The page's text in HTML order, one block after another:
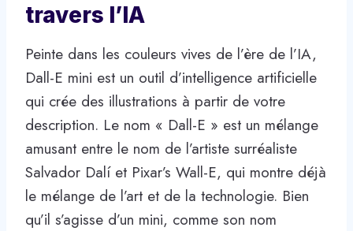
travers l’IA
Peinte dans les couleurs vives de l’ère de l’IA,
Dall-E mini est un outil d’intelligence artificielle
qui crée des illustrations à partir de votre
description. Le nom « Dall-E » est un mélange
amusant entre le nom de l’artiste surréaliste
Salvador Dalí et Pixar’s Wall-E, qui montre déjà
le mélange de l’art et de la technologie. Bien
qu’il s’agisse d’un mini, comme son nom